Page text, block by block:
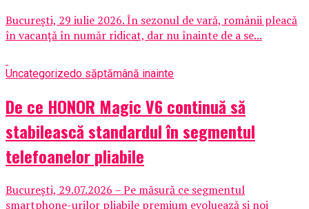
București, 29 iulie 2026. În sezonul de vară, românii pleacă
în vacanță în număr ridicat, dar nu înainte de a se...
Uncategorizedo săptămână inainte
De ce HONOR Magic V6 continuă să
stabilească standardul în segmentul
telefoanelor pliabile
București, 29.07.2026 – Pe măsură ce segmentul
smartphone-urilor pliabile premium evoluează și noi